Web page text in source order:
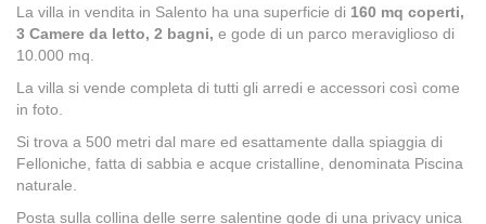
La villa in vendita in Salento ha una superficie di 160 mq coperti,
3 Camere da letto, 2 bagni, e gode di un parco meraviglioso di
10.000 mq.
La villa si vende completa di tutti gli arredi e accessori così come
in foto.
Si trova a 500 metri dal mare ed esattamente dalla spiaggia di
Felloniche, fatta di sabbia e acque cristalline, denominata Piscina
naturale.
Posta sulla collina delle serre salentine gode di una privacy unica